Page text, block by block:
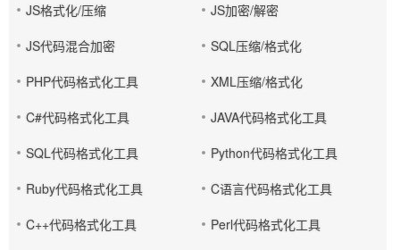
JS格式化/压缩
JS加密/解密
JS代码混合加密
SQL压缩/格式化
PHP代码格式化工具
XML压缩/格式化
C#代码格式化工具
JAVA代码格式化工具
SQL代码格式化工具
Python代码格式化工具
Ruby代码格式化工具
C语言代码格式化工具
C++代码格式化工具
Perl代码格式化工具